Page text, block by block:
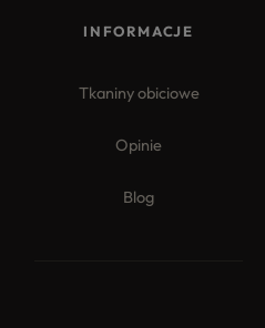
INFORMACJE
Tkaniny obiciowe
Opinie
Blog